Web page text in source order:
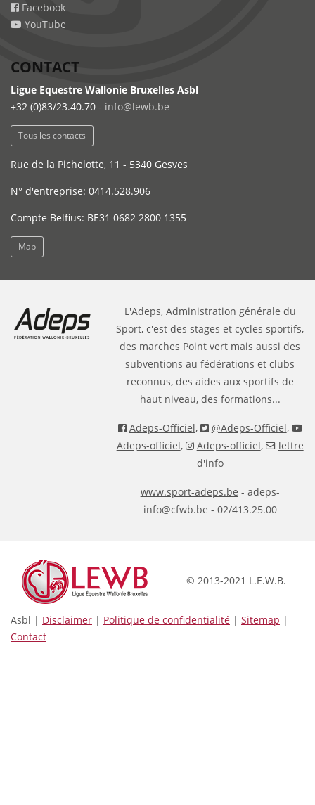
Facebook
YouTube
CONTACT
Ligue Equestre Wallonie Bruxelles Asbl
+32 (0)83/23.40.70 - info@lewb.be
Tous les contacts
Rue de la Pichelotte, 11 - 5340 Gesves
N° d'entreprise: 0414.528.906
Compte Belfius: BE31 0682 2800 1355
Map
L'Adeps, Administration générale du
Sport, c'est des stages et cycles sportifs,
des marches Point vert mais aussi des
subventions au fédérations et clubs
reconnus, des aides aux sportifs de
haut niveau, des formations...
Adeps-Officiel, @Adeps-Officiel,
Adeps-officiel, Adeps-officiel,
lettre
d'info
www.sport-adeps.be - adeps-
info@cfwb.be - 02/413.25.00
© 2013-2021 L.E.W.B.
Asbl | Disclaimer | Politique de confidentialité | Sitemap |
Contact